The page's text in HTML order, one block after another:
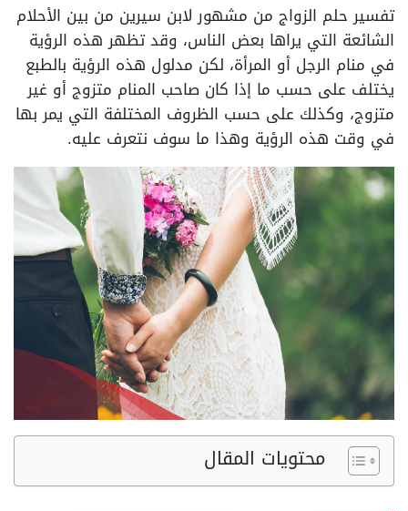
تفسير حلم الزواج من مشهور لابن سيرين من بين الأحلام
الشائعة التي يراها بعض الناس، وقد تظهر هذه الرؤية
في منام الرجل أو المرأة، لكن مدلول هذه الرؤية بالطبع
يختلف على حسب ما إذا كان صاحب المنام متزوج أو غير
متزوج، وكذلك على حسب الظروف المختلفة التي يمر بها
في وقت هذه الرؤية وهذا ما سوف نتعرف عليه.
محتويات المقال